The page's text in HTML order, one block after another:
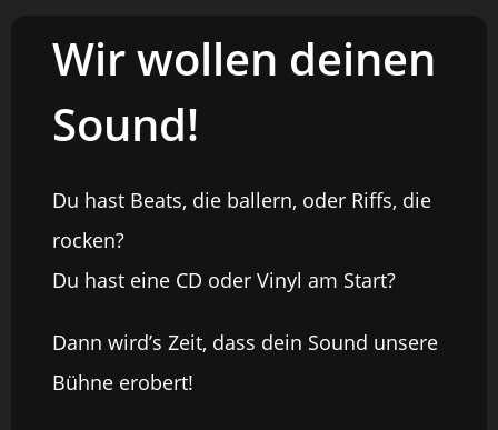
Wir wollen deinen
Sound!
Du hast Beats, die ballern, oder Riffs, die
rocken?
Du hast eine CD oder Vinyl am Start?
Dann wird’s Zeit, dass dein Sound unsere
Bühne erobert!